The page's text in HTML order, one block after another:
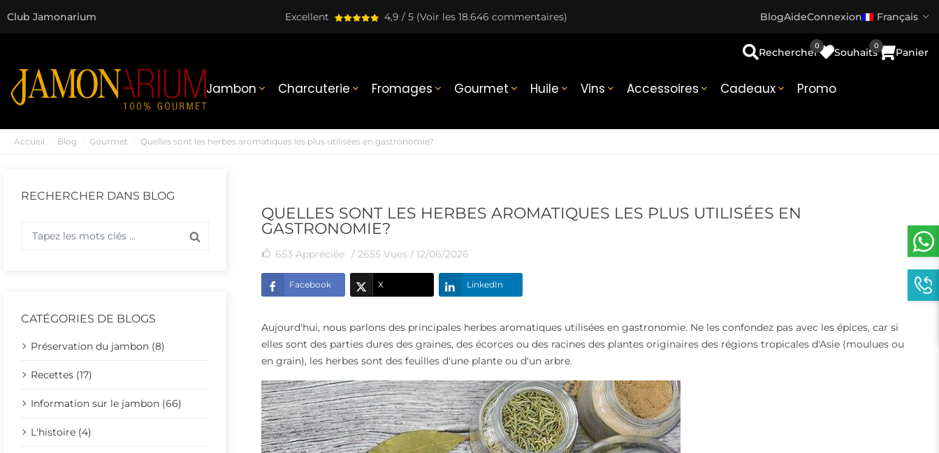
Club Jamonarium Excellent 4,9 / 5 (Voir les 18.646 commentaires) BlogAideConnexion Français
Jambon  Charcuterie  Fromages  Gourmet  Huile  Vins  Accessoires  Cadeaux  Promo
Rechercher Souhaits
0
Panier
0
Accueil Blog Gourmet Quelles sont les herbes aromatiques les plus utilisées en gastronomie?
RECHERCHER DANS BLOG
CATÉGORIES DE BLOGS
Préservation du jambon (8)
Recettes (17)
Information sur le jambon (66)
L'histoire (4)
QUELLES SONT LES HERBES AROMATIQUES LES PLUS UTILISÉES EN
GASTRONOMIE?
653 Appréciée / 2655 Vues / 12/06/2026
Facebook X LinkedIn
Aujourd'hui, nous parlons des principales herbes aromatiques utilisées en gastronomie. Ne les confondez pas avec les épices, car si
elles sont des parties dures des graines, des écorces ou des racines des plantes originaires des régions tropicales d'Asie (moulues ou
en grain), les herbes sont des feuilles d'une plante ou d'un arbre.